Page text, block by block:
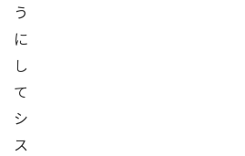
う
に
し
て
シ
ス